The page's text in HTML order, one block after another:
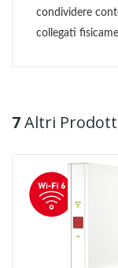
condividere
collegati
7Altri